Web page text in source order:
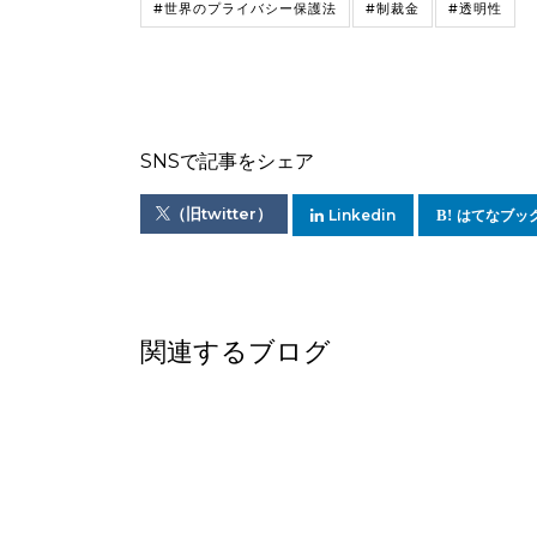
#世界のプライバシー保護法 #制裁金 #透明性
SNSで記事をシェア
（旧twitter） Linkedin はてなブッ
関連するブログ